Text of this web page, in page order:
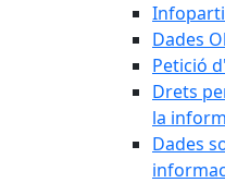
Dades
Petició
Drets
la
Dades